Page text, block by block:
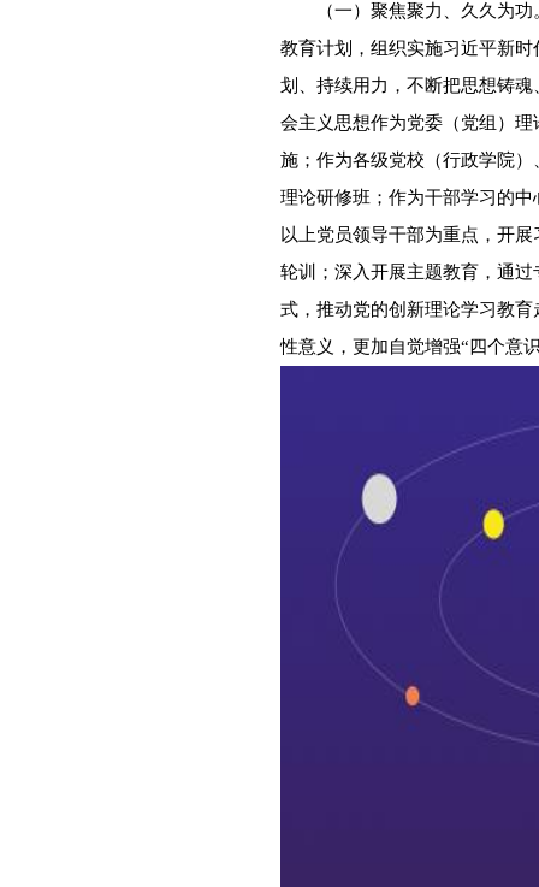
（一）聚焦聚力、久久为功
教育计划，组织实施习近平新
划、持续用力，不断把思想铸
会主义思想作为党委（党组）
施；作为各级党校（行政学院
理论研修班；作为干部学习的
以上党员领导干部为重点，开
轮训；深入开展主题教育，通
式，推动党的创新理论学习教
性意义，更加自觉增强“四个意